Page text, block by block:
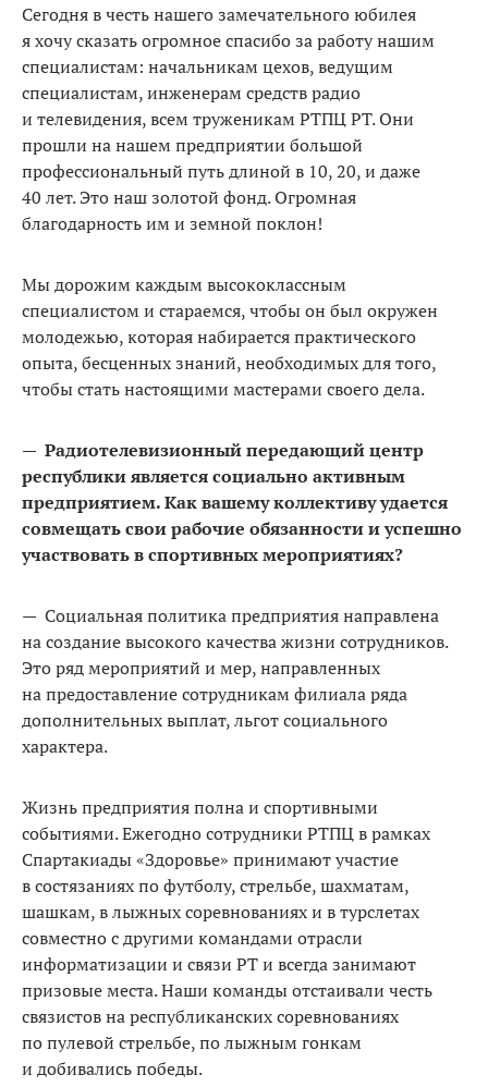
Сегодня в честь нашего замечательного юбилея
я хочу сказать огромное спасибо за работу нашим
специалистам: начальникам цехов, ведущим
специалистам, инженерам средств радио
и телевидения, всем труженикам РТПЦ РТ. Они
прошли на нашем предприятии большой
профессиональный путь длиной в 10, 20, и даже
40 лет. Это наш золотой фонд. Огромная
благодарность им и земной поклон!
Мы дорожим каждым высококлассным
специалистом и стараемся, чтобы он был окружен
молодежью, которая набирается практического
опыта, бесценных знаний, необходимых для того,
чтобы стать настоящими мастерами своего дела.
— Радиотелевизионный передающий центр
республики является социально активным
предприятием. Как вашему коллективу удается
совмещать свои рабочие обязанности и успешно
участвовать в спортивных мероприятиях?
— Социальная политика предприятия направлена
на создание высокого качества жизни сотрудников.
Это ряд мероприятий и мер, направленных
на предоставление сотрудникам филиала ряда
дополнительных выплат, льгот социального
характера.
Жизнь предприятия полна и спортивными
событиями. Ежегодно сотрудники РТПЦ в рамках
Спартакиады «Здоровье» принимают участие
в состязаниях по футболу, стрельбе, шахматам,
шашкам, в лыжных соревнованиях и в турслетах
совместно с другими командами отрасли
информатизации и связи РТ и всегда занимают
призовые места. Наши команды отстаивали честь
связистов на республиканских соревнованиях
по пулевой стрельбе, по лыжным гонкам
и добивались победы.